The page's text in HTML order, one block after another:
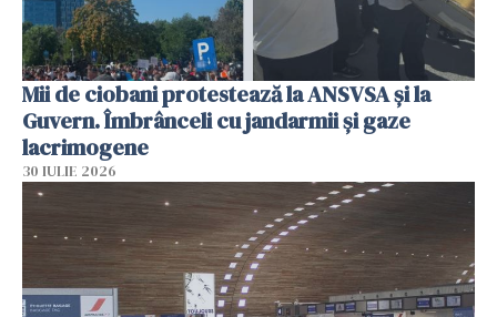
Mii de ciobani protestează la ANSVSA și la
Guvern. Îmbrânceli cu jandarmii și gaze
lacrimogene
30 IULIE 2026